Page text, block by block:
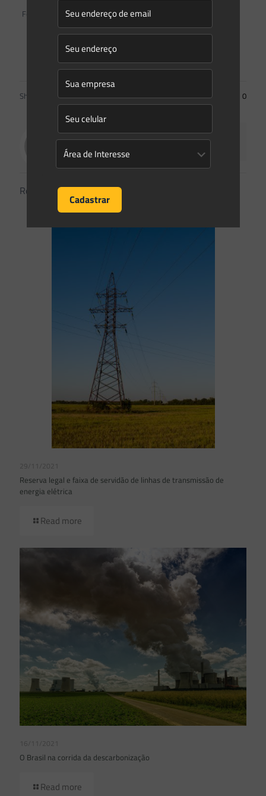
Fonte:
Canal Energia
Facebook Comments
Share 0
Saes Advogados
Related posts
29/11/2021
Reserva legal e faixa de servidão de linhas de transmissão de
energia elétrica
Read more
16/11/2021
O Brasil na corrida da descarbonização
Read more